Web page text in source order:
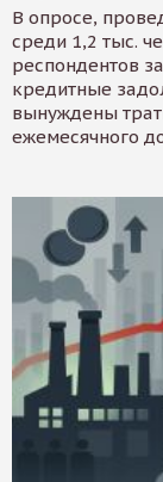
В опросе,
среди 1,2 тыс.
респондентов
кредитные
вынуждены
ежемесячного